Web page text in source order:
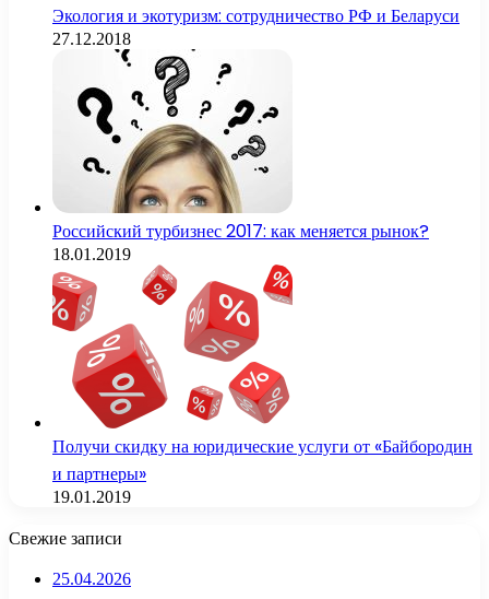
Экология и экотуризм: сотрудничество РФ и Беларуси
27.12.2018
Российский турбизнес 2017: как меняется рынок?
18.01.2019
Получи скидку на юридические услуги от «Байбородин
и партнеры»
19.01.2019
Свежие записи
25.04.2026